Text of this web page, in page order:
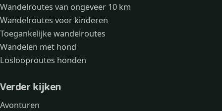
Wandelroutes van ongeveer 10 km
Wandelroutes voor kinderen
Toegankelijke wandelroutes
Wandelen met hond
Loslooproutes honden
Verder kijken
Avonturen